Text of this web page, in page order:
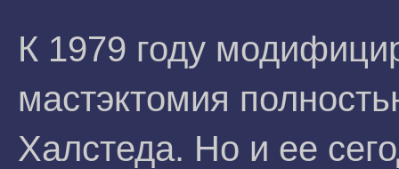
К 1979 году
мастэктомия
Халстеда. Но и ее